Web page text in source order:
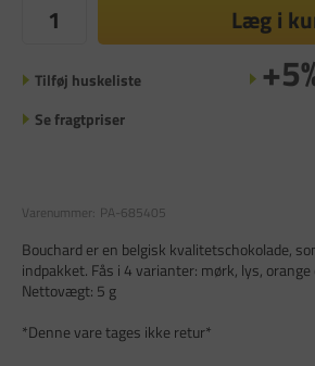
Læg i
Tilføj huskeliste
Se fragtpriser
Varenummer: PA-685405
Bouchard er en belgisk kvalitetschokolade,
indpakket. Fås i 4 varianter: mørk, lys,
Nettovægt: 5 g
*Denne vare tages ikke retur*